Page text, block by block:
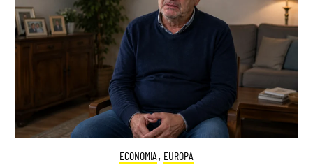
ECONOMIA , EUROPA